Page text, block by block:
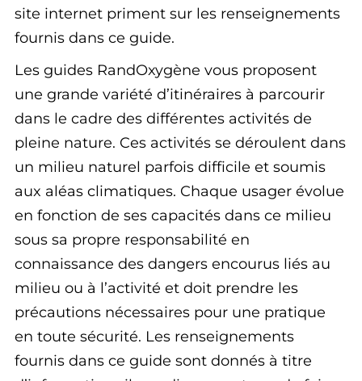
site internet priment sur les renseignements
fournis dans ce guide.
Les guides RandOxygène vous proposent
une grande variété d’itinéraires à parcourir
dans le cadre des différentes activités de
pleine nature. Ces activités se déroulent dans
un milieu naturel parfois difficile et soumis
aux aléas climatiques. Chaque usager évolue
en fonction de ses capacités dans ce milieu
sous sa propre responsabilité en
connaissance des dangers encourus liés au
milieu ou à l’activité et doit prendre les
précautions nécessaires pour une pratique
en toute sécurité. Les renseignements
fournis dans ce guide sont donnés à titre